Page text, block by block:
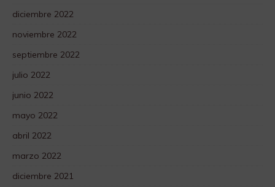
diciembre 2022
noviembre 2022
septiembre 2022
julio 2022
junio 2022
mayo 2022
abril 2022
marzo 2022
diciembre 2021